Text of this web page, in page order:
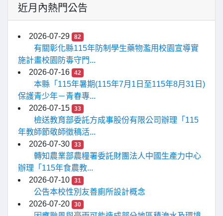
近月內熱門公告
2026-07-29 82
有關彰化縣115年防制學生藥物濫用校園宣導實
施計畫校園防毒守門...
2026-07-16
42
本縣「115年暑期(115年7月1日至115年8月31日)
保護青少年－青春專...
2026-07-15
33
檢送教育部委託方成事股份有限公司辦理「115
年教師節敬師徵稿活...
2026-07-30
33
轉知農業部農糧署委託財團法人中國生產力中心
辦理「115年食農教...
2026-07-10
31
公告本校性別友善廁所設計概念
2026-07-20
30